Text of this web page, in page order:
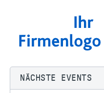
NÄCHSTE EVENTS